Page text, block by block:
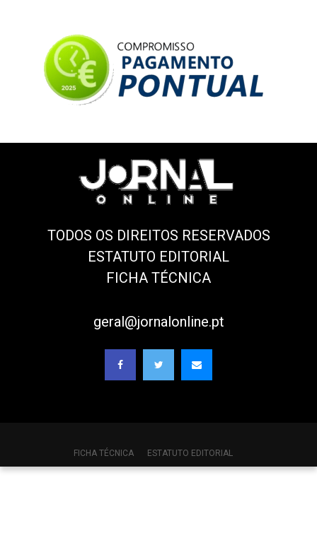
TODOS OS DIREITOS RESERVADOS
ESTATUTO EDITORIAL
FICHA TÉCNICA
geral@jornalonline.pt
FICHA TÉCNICA ESTATUTO EDITORIAL